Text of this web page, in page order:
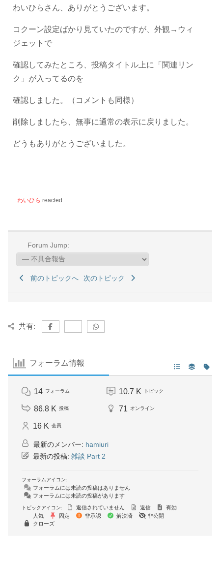
わいひらさん、ありがとうございます。
コクーン設定ばかり見ていたのですが、外観→ウィ
ジェットで
確認してみたところ、投稿タイトル上に「関連リン
ク」が入ってるのを
確認しました。（コメントも同様）
削除しましたら、無事に通常の表示に戻りました。
どうもありがとうございました。
わいひら reacted
Forum Jump:
前のトピックへ 次のトピック
共有:
フォーラム情報
14 フォーラム 10.7 K トピック
86.8 K 投稿 71 オンライン
16 K 会員
最新のメンバー: hamiuri
最新の投稿: 雑談 Part 2
フォーラムアイコン:
フォーラムには未読の投稿はありません
フォーラムには未読の投稿があります
トピックアイコン: 返信されていません 返信
有効
人気
固定 非承認 解決済
非公開
クローズ